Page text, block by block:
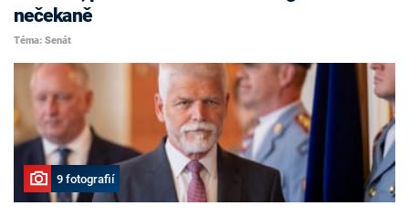
nečekaně
Téma: Senát
9 fotografií